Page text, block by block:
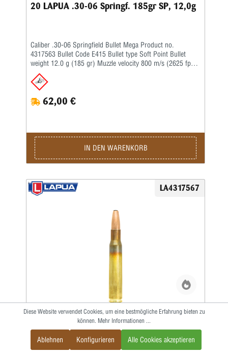
20 LAPUA .30-06 Springf. 185gr SP, 12,0g
Caliber .30-06 Springfield Bullet Mega Product no.
4317563 Bullet Code E415 Bullet type Soft Point Bullet
weight 12.0 g (185 gr) Muzzle velocity 800 m/s (2625 fps)
62,00 €
IN DEN WARENKORB
LA4317567
20 LAPUA .30-06 Springf. 200gr SP, 13,0g
Diese Website verwendet Cookies, um eine bestmögliche Erfahrung bieten zu
können. Mehr Informationen ...
Ablehnen Konfigurieren Alle Cookies akzeptieren